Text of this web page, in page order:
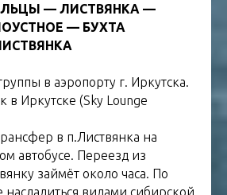
— ЛИСТВЯНКА —
— БУХТА
в аэропорту г. Иркутска.
в Иркутске (Sky Lounge
в п.Листвянка на
автобусе. Переезд из
займёт около часа. По
насладиться видами сибирской